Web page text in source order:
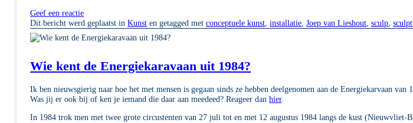
Geef een reactie
Dit bericht werd geplaatst inKunst en getagged metconceptuele kunst ,installatie ,Joep van Lieshout ,sculp ,
Wie kent de Energiekaravaan uit 1984?
Ik ben nieuwsgierig naar hoe het met mensen is gegaan sinds ze hebben deelgenomen aan de Energiekarvaan van
Was jij er ook bij of ken je iemand die daar aan meedeed? Reageer danhier.
In 1984 trok men met twee grote circustenten van 27 juli tot en met 12 augustus 1984 langs de kust